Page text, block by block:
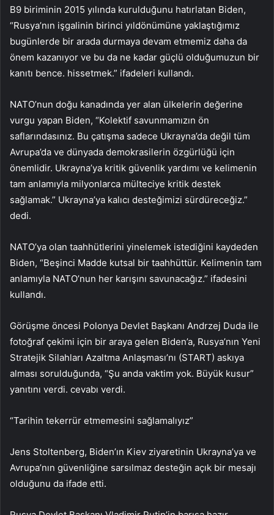
B9 biriminin 2015 yılında kurulduğunu hatırlatan Biden,
“Rusya’nın işgalinin birinci yıldönümüne yaklaştığımız
bugünlerde bir arada durmaya devam etmemiz daha da
önem kazanıyor ve bu da ne kadar güçlü olduğumuzun bir
kanıtı bence. hissetmek.” ifadeleri kullandı.
NATO’nun doğu kanadında yer alan ülkelerin değerine
vurgu yapan Biden, “Kolektif savunmamızın ön
saflarındasınız. Bu çatışma sadece Ukrayna’da değil tüm
Avrupa’da ve dünyada demokrasilerin özgürlüğü için
önemlidir. Ukrayna’ya kritik güvenlik yardımı ve kelimenin
tam anlamıyla milyonlarca mülteciye kritik destek
sağlamak.” Ukrayna’ya kalıcı desteğimizi sürdüreceğiz.”
dedi.
NATO’ya olan taahhütlerini yinelemek istediğini kaydeden
Biden, “Beşinci Madde kutsal bir taahhüttür. Kelimenin tam
anlamıyla NATO’nun her karışını savunacağız.” ifadesini
kullandı.
Görüşme öncesi Polonya Devlet Başkanı Andrzej Duda ile
fotoğraf çekimi için bir araya gelen Biden’a, Rusya’nın Yeni
Stratejik Silahları Azaltma Anlaşması’nı (START) askıya
alması sorulduğunda, “Şu anda vaktim yok. Büyük kusur”
yanıtını verdi. cevabı verdi.
“Tarihin tekerrür etmemesini sağlamalıyız”
Jens Stoltenberg, Biden’ın Kiev ziyaretinin Ukrayna’ya ve
Avrupa’nın güvenliğine sarsılmaz desteğin açık bir mesajı
olduğunu da ifade etti.